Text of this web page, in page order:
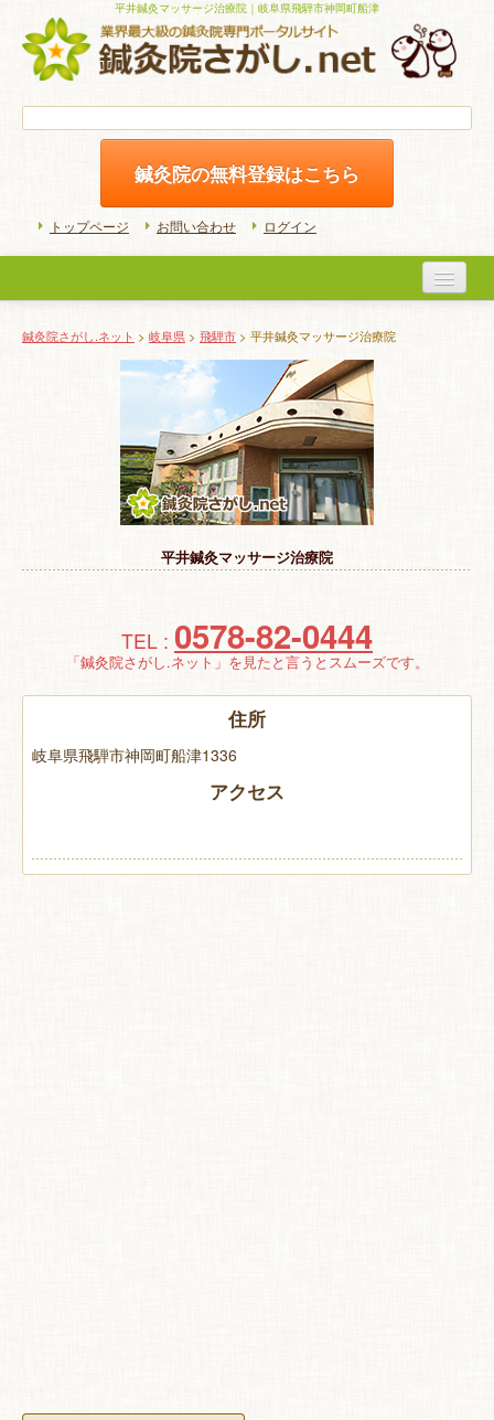
平井鍼灸マッサージ治療院｜岐阜県飛騨市神岡町船津
鍼灸院の無料登録はこちら
トップページ お問い合わせ ログイン
初めての方へ
よくある質問
ホームケア
特 集
お悩み解決！
鍼灸院さがし.ネット > 岐阜県 > 飛騨市 > 平井鍼灸マッサージ治療院
平井鍼灸マッサージ治療院
TEL : 0578-82-0444
「鍼灸院さがし.ネット」を見たと言うとスムーズです。
住所
岐阜県飛騨市神岡町船津1336
アクセス